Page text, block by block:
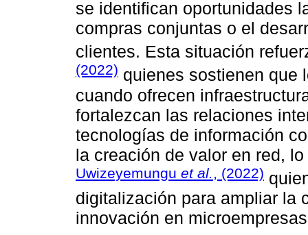
se identifican oportunidades
compras conjuntas o el
clientes. Esta situación
(2022) quienes sostienen que
cuando ofrecen
fortalezcan las relaciones
tecnologías de información
la creación de valor en red,
Uwizeyemungu et al. , (2022)
digitalización para ampliar la
innovación en